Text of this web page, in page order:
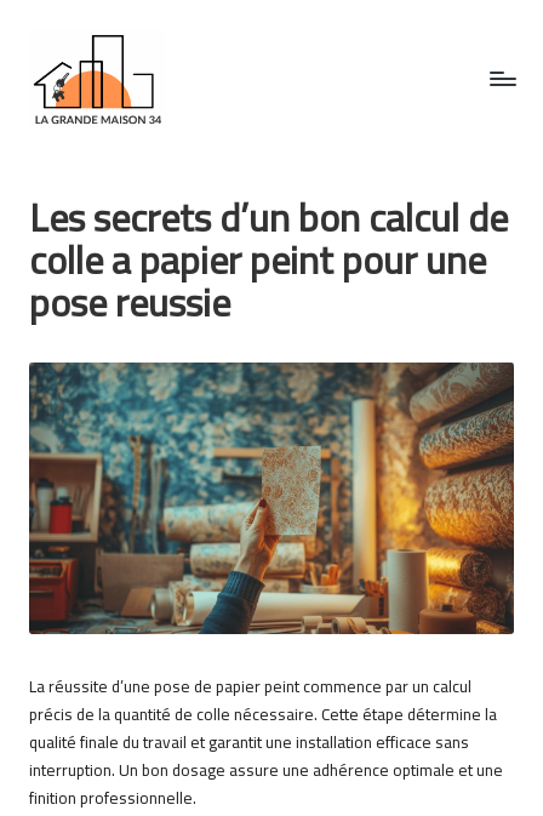
content
L
a
g
ra
n
d
e
m
ai
s
o
n
3
4
Les secrets d’un bon calcul de
colle a papier peint pour une
pose reussie
La réussite d’une pose de papier peint commence par un calcul
précis de la quantité de colle nécessaire. Cette étape détermine la
qualité finale du travail et garantit une installation efficace sans
interruption. Un bon dosage assure une adhérence optimale et une
finition professionnelle.